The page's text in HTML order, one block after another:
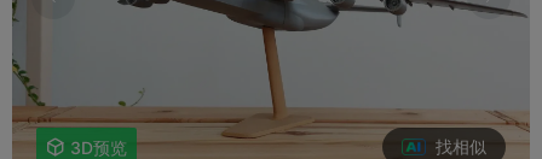
 3D预览 找相似